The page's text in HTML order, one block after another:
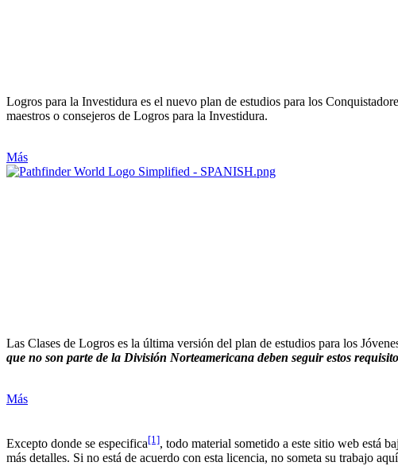
Logros para la Investidura es el nuevo plan de estudios para los
maestros o consejeros de Logros para la Investidura.
Más
Las Clases de Logros es la última versión del plan de estudios para los
que no son parte de la División Norteamericana deben seguir estos
Más
Excepto donde se especifica[1], todo material sometido a este sitio web está
más detalles. Si no está de acuerdo con esta licencia, no someta su trabajo